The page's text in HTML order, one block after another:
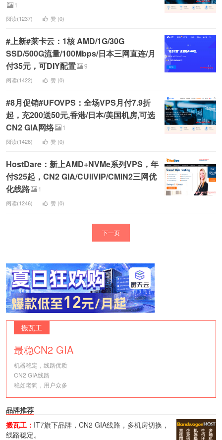
1
阅读(1237) 赞 (0)
#上新#莱卡云：1核 AMD/1G/30G
SSD/500G流量/100Mbps/日本三网直连/月
付35元，可DIY配置
9
阅读(1422) 赞 (0)
#8月促销#UFOVPS：全场VPS月付7.9折
起，充200送50元,香港/日本/美国机房,可选
CN2 GIA网络
1
阅读(1426) 赞 (0)
HostDare：新上AMD+NVMe系列VPS，年
付$25起，CN2 GIA/CUIIVIP/CMIN2三网优
化线路
1
阅读(1246) 赞 (0)
下一页
搬瓦工
最稳CN2 GIA
机器稳定，线路优质
CN2 GIA线路
稳如老狗，用户众多
品牌推荐
搬瓦工： IT7旗下品牌，CN2 GIA线路，多机房切换，
线路稳定。